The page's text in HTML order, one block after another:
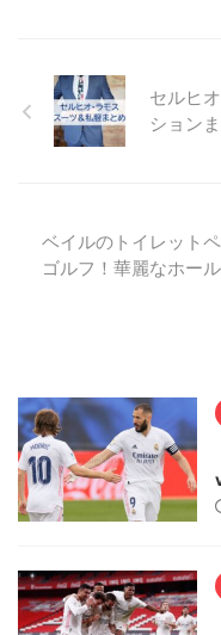
セルヒ
ション
ベイルのトイレット
ゴルフ！華麗なホー